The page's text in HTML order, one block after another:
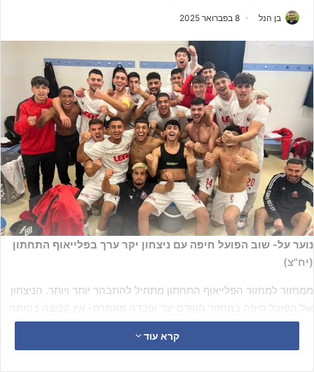
בן הנל 8 בפברואר 2025
נוער על- שוב הפועל חיפה עם ניצחון יקר ערך בפלייאוף התחתון
(יח"צ)
ממחזור למחזור הפלייאוף התחתון מתחיל להתבהר יותר ויותר. הניצחון
של הפועל חיפה במחזור הקודם יצר עובדה מוגמרת- אין קבוצה בטוחה
בפלייאוף התחתון וכל קבוצה תצטרך לעבוד קשה מאוד כדי להימנע
מקרבות התחתית לפני מחזור הנעילה לעונה.
קרא עוד